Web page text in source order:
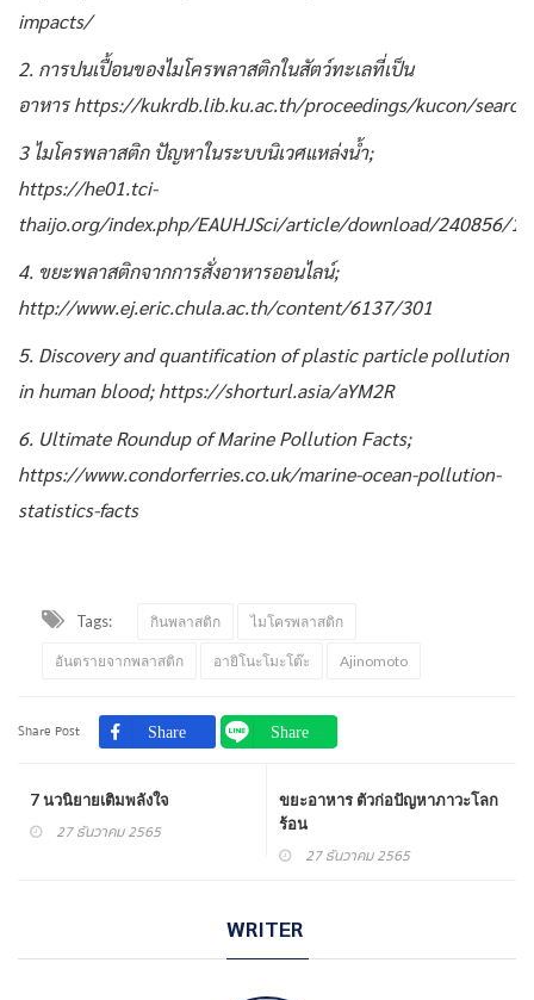
impacts/
2. การปนเปื้อนของไมโครพลาสติกในสัตว์ทะเลที่เป็น
อาหาร https://kukrdb.lib.ku.ac.th/proceedings/kucon/
3 ไมโครพลาสติก ปัญหาในระบบนิเวศแหล่งน้ำ;
https://he01.tci-
thaijo.org/index.php/EAUHJSci/article/download/240856/
4. ขยะพลาสติกจากการสั่งอาหารออนไลน์;
http://www.ej.eric.chula.ac.th/content/6137/301
5. Discovery and quantification of plastic particle pollution
in human blood; https://shorturl.asia/aYM2R
6. Ultimate Roundup of Marine Pollution Facts;
https://www.condorferries.co.uk/marine-ocean-pollution-
statistics-facts
Tags: กินพลาสติก ไมโครพลาสติก
อันตรายจากพลาสติก อายิโนะโมะโต๊ะ Ajinomoto
Share Post
7 นวนิยายเติมพลังใจ
27 ธันวาคม 2565
ขยะอาหาร ตัวก่อปัญหาภาวะโลก
ร้อน
27 ธันวาคม 2565
WRITER